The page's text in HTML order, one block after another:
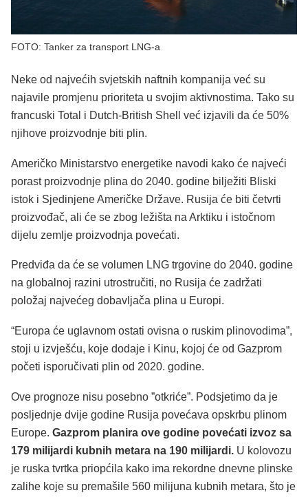
FOTO: Tanker za transport LNG-a
Neke od najvećih svjetskih naftnih kompanija već su
najavile promjenu prioriteta u svojim aktivnostima. Tako su
francuski Total i Dutch-British Shell već izjavili da će 50%
njihove proizvodnje biti plin.
Američko Ministarstvo energetike navodi kako će najveći
porast proizvodnje plina do 2040. godine bilježiti Bliski
istok i Sjedinjene Američke Države. Rusija će biti četvrti
proizvođač, ali će se zbog ležišta na Arktiku i istočnom
dijelu zemlje proizvodnja povećati.
Predviđa da će se volumen LNG trgovine do 2040. godine
na globalnoj razini utrostručiti, no Rusija će zadržati
položaj najvećeg dobavljača plina u Europi.
“Europa će uglavnom ostati ovisna o ruskim plinovodima”,
stoji u izvješću, koje dodaje i Kinu, kojoj će od Gazprom
početi isporučivati plin od 2020. godine.
Ove prognoze nisu posebno ”otkriće”. Podsjetimo da je
posljednje dvije godine Rusija povećava opskrbu plinom
Europe. Gazprom planira ove godine povećati izvoz sa
179 milijardi kubnih metara na 190 milijardi. U kolovozu
je ruska tvrtka priopćila kako ima rekordne dnevne plinske
zalihe koje su premašile 560 milijuna kubnih metara, što je